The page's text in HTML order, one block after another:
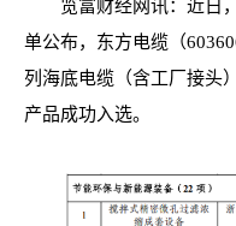
览富财经网讯：近日
单公布，东方电缆（
列海底电缆（含工厂接头
产品成功入选。